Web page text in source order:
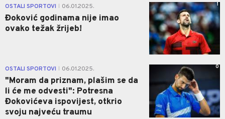
OSTALI SPORTOVI 06.01.2025.
Đoković godinama nije imao
ovako težak žrijeb!
1
OSTALI SPORTOVI 06.01.2025.
"Moram da priznam, plašim se da
li će me odvesti": Potresna
Đokovićeva ispovijest, otkrio
svoju najveću traumu
0